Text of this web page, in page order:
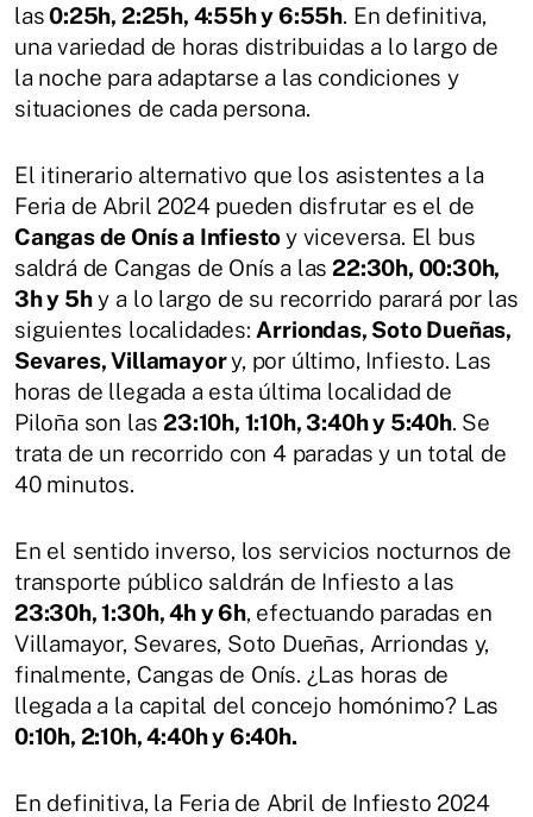
las0:25h, 2:25h, 4:55h y 6:55h. En definitiva,
una variedad de horas distribuidas a lo largo de
la noche para adaptarse a las condiciones y
situaciones de cada persona.
El itinerario alternativo que los asistentes a la
Feria de Abril 2024 pueden disfrutar es el de
Cangas de Onís a Infiestoy viceversa. El bus
saldrá de Cangas de Onís a las 22:30h, 00:30h,
3h y 5hy a lo largo de su recorrido parará por las
siguientes localidades: Arriondas, Soto Dueñas,
Sevares, Villamayory, por último, Infiesto. Las
horas de llegada a esta última localidad de
Piloña son las23:10h, 1:10h, 3:40h y 5:40h. Se
trata de un recorrido con 4 paradas y un total de
40 minutos.
En el sentido inverso, los servicios nocturnos de
transporte público saldrán de Infiesto a las
23:30h, 1:30h, 4h y 6h, efectuando paradas en
Villamayor, Sevares, Soto Dueñas, Arriondas y,
finalmente, Cangas de Onís. ¿Las horas de
llegada a la capital del concejo homónimo? Las
0:10h, 2:10h, 4:40h y 6:40h.
En definitiva, la Feria de Abril de Infiesto 2024